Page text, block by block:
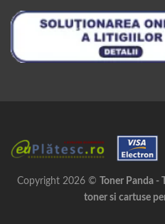
Copyright 2026 © Toner Panda -
toner si cartuse